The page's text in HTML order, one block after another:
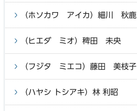
（ホソカワ アイカ）細川 秋鹿
（ヒエダ ミオ）稗田 未央
（フジタ ミエコ）藤田 美枝子
（ハヤシ トシアキ）林 利昭